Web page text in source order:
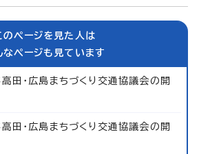
のページを見た人は
なページも見ています
田・広島まちづくり交通協議会の開
田・広島まちづくり交通協議会の開